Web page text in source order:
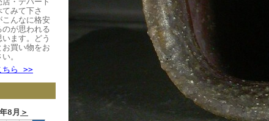
みて下さ
こんなに格安
のが思われる
ます。どう
お買い物をお
。
ちら >>
8月 ＞